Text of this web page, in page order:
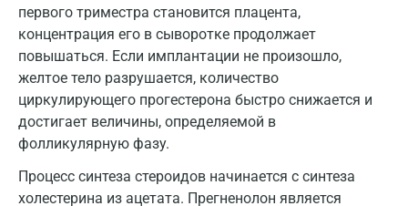
первого триместра становится плацента,
концентрация его в сыворотке продолжает
повышаться. Если имплантации не произошло,
желтое тело разрушается, количество
циркулирующего прогестерона быстро снижается и
достигает величины, определяемой в
фолликулярную фазу.
Процесс синтеза стероидов начинается с синтеза
холестерина из ацетата. Прегненолон является
Красногорск
Краснодар
Красноярск
Курск
Липецк